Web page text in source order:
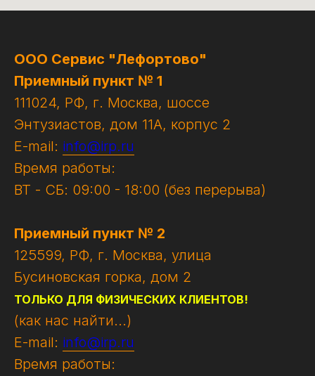
ООО Сервис "Лефортово"
Приемный пункт № 1
111024, РФ, г. Москва, шоссе
Энтузиастов, дом 11А, корпус 2
E-mail: info@irp.ru
Время работы:
ВТ - СБ: 09:00 - 18:00 (без перерыва)
Приемный пункт № 2
125599, РФ, г. Москва, улица
Бусиновская горка, дом 2
ТОЛЬКО ДЛЯ ФИЗИЧЕСКИХ КЛИЕНТОВ!
(как нас найти...)
E-mail: info@irp.ru
Время работы: